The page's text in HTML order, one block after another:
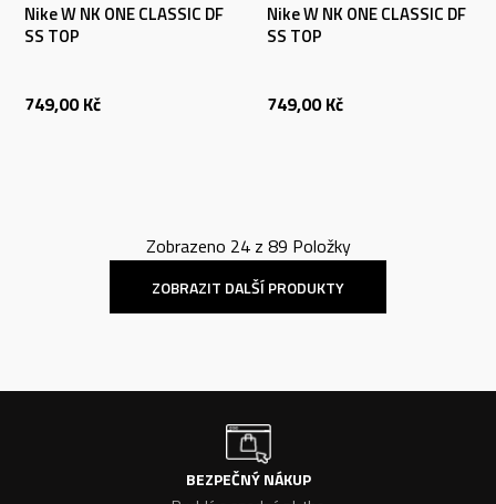
Nike W NK ONE CLASSIC DF
SS TOP
749,00 Kč
Nike W NK ONE CLASSIC DF
SS TOP
749,00 Kč
Zobrazeno 24z 89 Položky
ZOBRAZIT DALŠÍ PRODUKTY
BEZPEČNÝ NÁKUP